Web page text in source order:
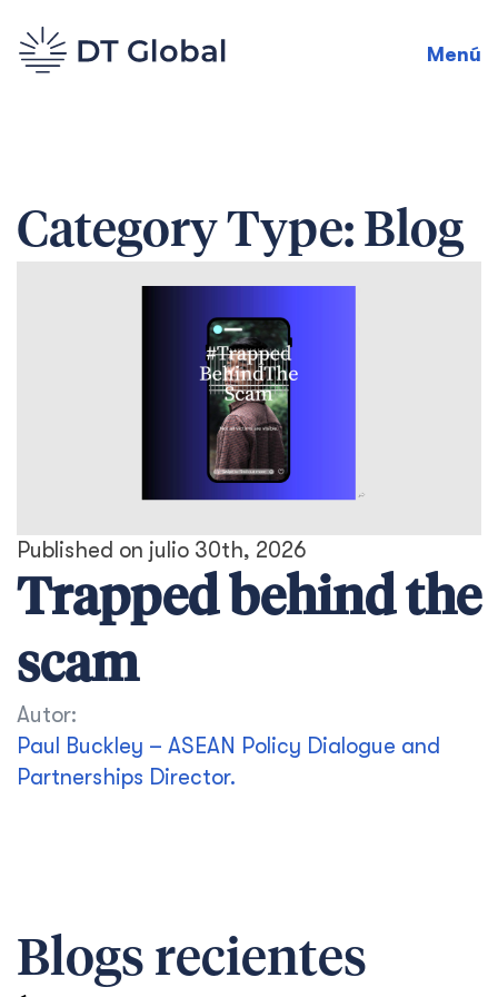
Menú
Category Type: Blog
Published on julio 30th, 2026
Trapped behind the
scam
Autor:
Paul Buckley – ASEAN Policy Dialogue and
Partnerships Director.
Blogs recientes